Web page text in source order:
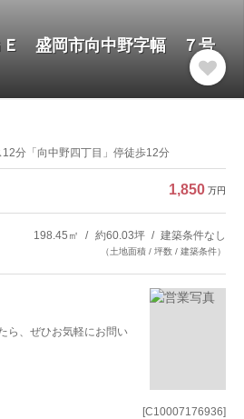
[C10007176936]
Ｅ 盛岡市向中野字幅 ７号
分「向中野四丁目」停徒歩12分
1,850 万円
198.45㎡ 約60.03坪 建築条件なし
（土地面積 / 坪数 / 建築条件）
ら、ぜひお気軽にお問い